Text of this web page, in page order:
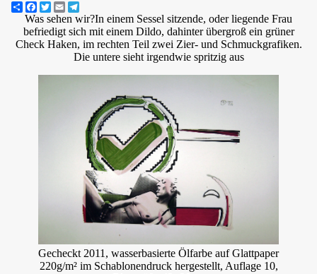
ShareFacebook
Twitter
Email
Was sehen wir?In einem Sessel sitzende, oder liegende Frau
befriedigt sich mit einem Dildo, dahinter übergroß ein grüner
Check Haken, im rechten Teil zwei Zier- und Schmuckgrafiken.
Die untere sieht irgendwie spritzig aus
Gecheckt 2011, wasserbasierte Ölfarbe auf Glattpaper
220g/m² im Schablonendruck hergestellt, Auflage 10,